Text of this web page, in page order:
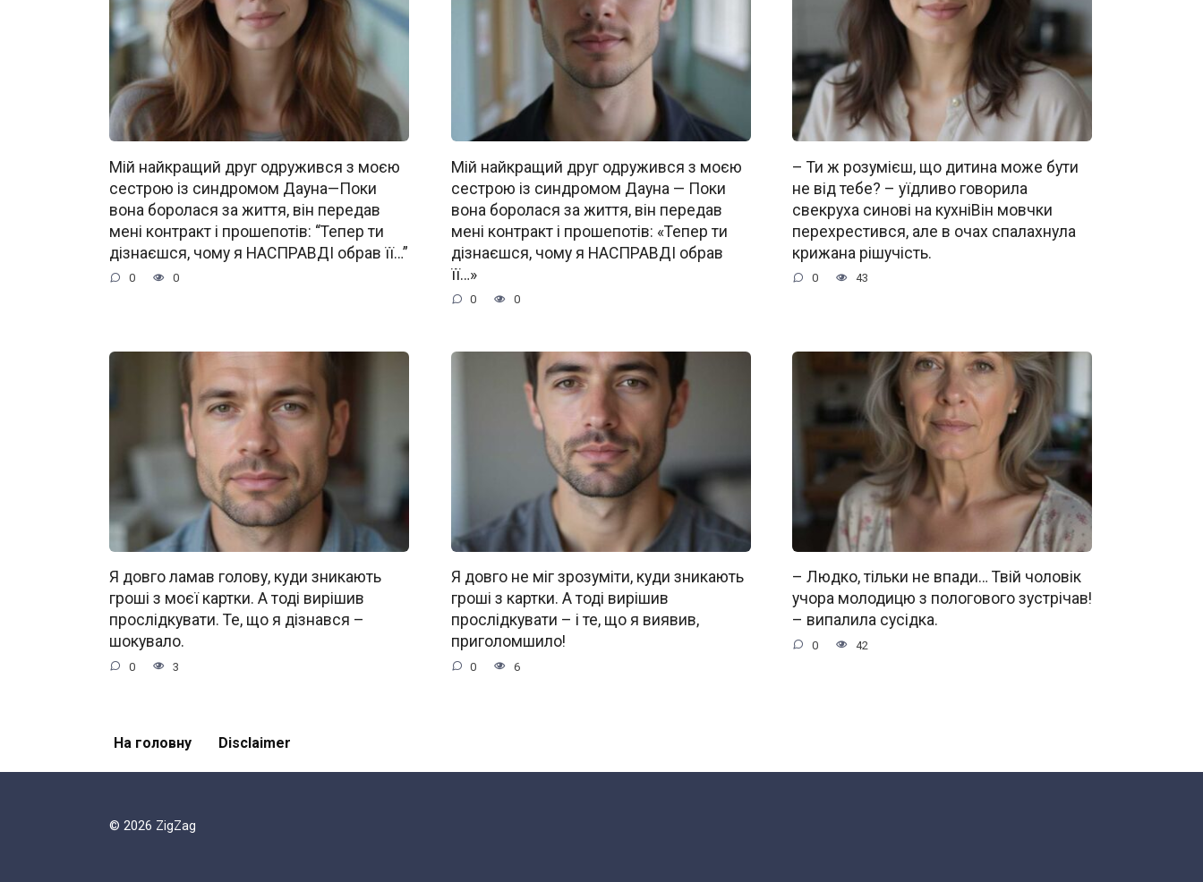
Мій найкращий друг одружився з моєю
сестрою із синдромом Дауна—Поки
вона боролася за життя, він передав
мені контракт і прошепотів: “Тепер ти
дізнаєшся, чому я НАСПРАВДІ обрав її…”
0 0
Мій найкращий друг одружився з моєю
сестрою із синдромом Дауна — Поки
вона боролася за життя, він передав
мені контракт і прошепотів: «Тепер ти
дізнаєшся, чому я НАСПРАВДІ обрав
її…»
0 0
– Ти ж розумієш, що дитина може бути
не від тебе? – уїдливо говорила
свекруха синові на кухніВін мовчки
перехрестився, але в очах спалахнула
крижана рішучість.
0 43
Я довго ламав голову, куди зникають
гроші з моєї картки. А тоді вирішив
прослідкувати. Те, що я дізнався –
шокувало.
0 3
Я довго не міг зрозуміти, куди зникають
гроші з картки. А тоді вирішив
прослідкувати – і те, що я виявив,
приголомшило!
0 6
– Людко, тільки не впади… Твій чоловік
учора молодицю з пологового зустрічав!
– випалила сусідка.
0 42
На головну Disclaimer
© 2026 ZigZag